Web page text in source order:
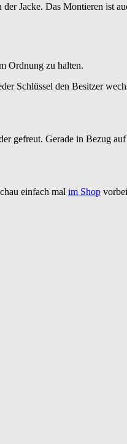
Jacke. Das Montieren ist
Ordnung zu halten.
Schlüssel den Besitzer
gefreut. Gerade in Bezug
einfach mal im Shop